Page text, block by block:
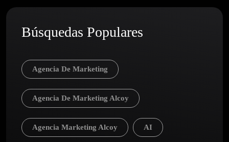
Búsquedas Populares
Agencia De Marketing
Agencia De Marketing Alcoy
Agencia Marketing Alcoy AI